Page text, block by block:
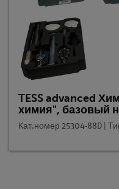
TESS advanced
химия", базовый
Кат.номер 25304-88D |